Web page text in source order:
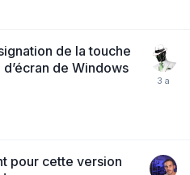
de la touche
d’écran de Windows
pour cette version